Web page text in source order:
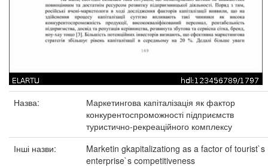
Назва:
Маркетингова капіталізація як фактор
конкурентоспроможності підприємств
туристично-рекреаційного комплексу
Інші назви:
Marketin gkapitalizationg as a factor of tourist`s
enterprise`s competitiveness